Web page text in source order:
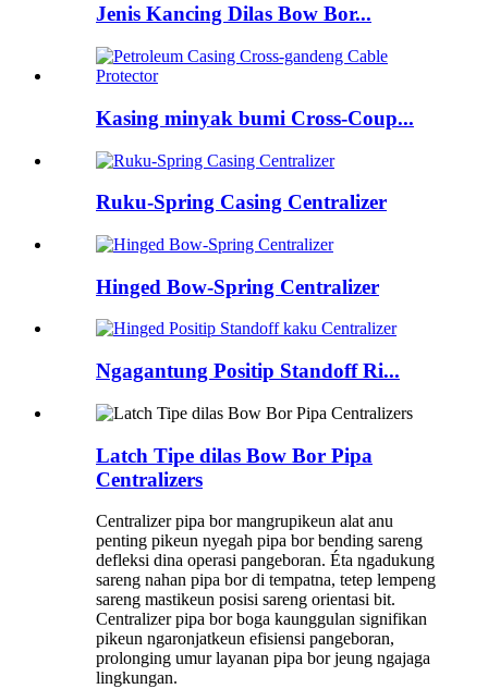
Jenis Kancing Dilas Bow Bor...
Kasing minyak bumi Cross-Coup...
Ruku-Spring Casing Centralizer
Hinged Bow-Spring Centralizer
Ngagantung Positip Standoff Ri...
Latch Tipe dilas Bow Bor Pipa
Centralizers
Centralizer pipa bor mangrupikeun alat anu
penting pikeun nyegah pipa bor bending sareng
defleksi dina operasi pangeboran. Éta ngadukung
sareng nahan pipa bor di tempatna, tetep lempeng
sareng mastikeun posisi sareng orientasi bit.
Centralizer pipa bor boga kaunggulan signifikan
pikeun ngaronjatkeun efisiensi pangeboran,
prolonging umur layanan pipa bor jeung ngajaga
lingkungan.